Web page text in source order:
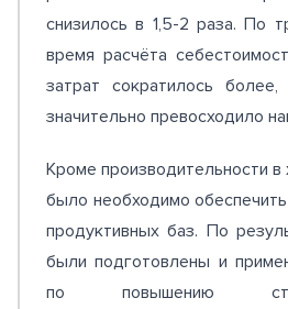
снизилось в 1,5-2 раза. По
время расчёта
затрат сократилось
значительно превосходило
Кроме производительности
было необходимо
продуктивных баз. По
были подготовлены и
по повышению